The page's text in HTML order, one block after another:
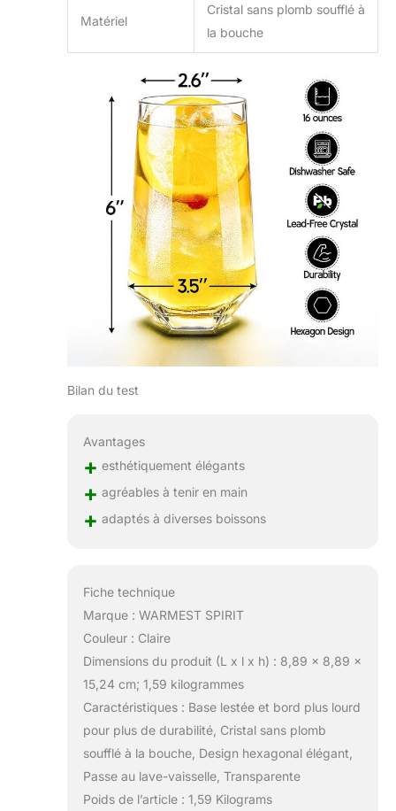
Matériel
Cristal sans plomb soufflé à
la bouche
Bilan du test
Avantages
+ esthétiquement élégants
+ agréables à tenir en main
+ adaptés à diverses boissons
Fiche technique
Marque : WARMEST SPIRIT
Couleur : Claire
Dimensions du produit (L x l x h) : 8,89 x 8,89 x
15,24 cm; 1,59 kilogrammes
Caractéristiques : Base lestée et bord plus lourd
pour plus de durabilité, Cristal sans plomb
soufflé à la bouche, Design hexagonal élégant,
Passe au lave-vaisselle, Transparente
Poids de l’article : 1,59 Kilograms